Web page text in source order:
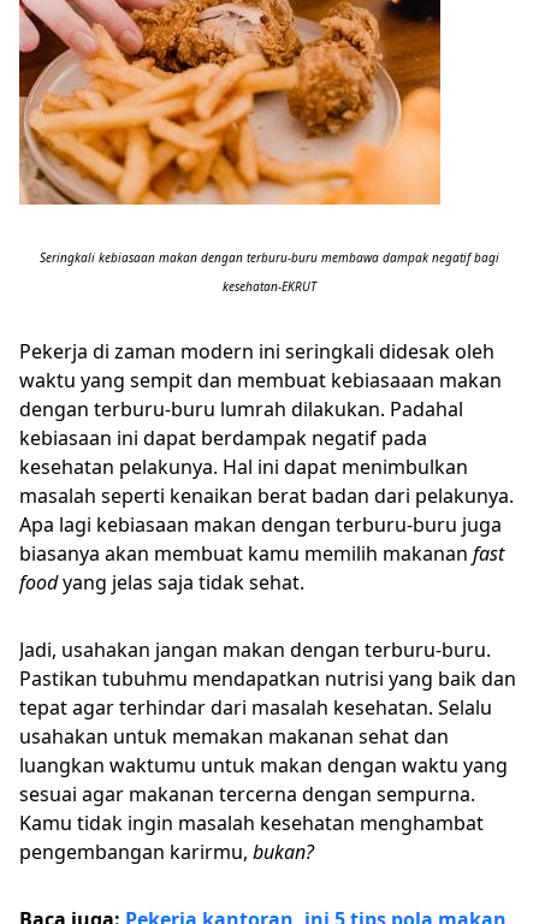
Seringkali kebiasaan makan dengan terburu-buru membawa dampak negatif bagi
kesehatan-EKRUT
Pekerja di zaman modern ini seringkali didesak oleh
waktu yang sempit dan membuat kebiasaaan makan
dengan terburu-buru lumrah dilakukan. Padahal
kebiasaan ini dapat berdampak negatif pada
kesehatan pelakunya. Hal ini dapat menimbulkan
masalah seperti kenaikan berat badan dari pelakunya.
Apa lagi kebiasaan makan dengan terburu-buru juga
biasanya akan membuat kamu memilih makanan fast
foodyang jelas saja tidak sehat.
Jadi, usahakan jangan makan dengan terburu-buru.
Pastikan tubuhmu mendapatkan nutrisi yang baik dan
tepat agar terhindar dari masalah kesehatan. Selalu
usahakan untuk memakan makanan sehat dan
luangkan waktumu untuk makan dengan waktu yang
sesuai agar makanan tercerna dengan sempurna.
Kamu tidak ingin masalah kesehatan menghambat
pengembangan karirmu, bukan?